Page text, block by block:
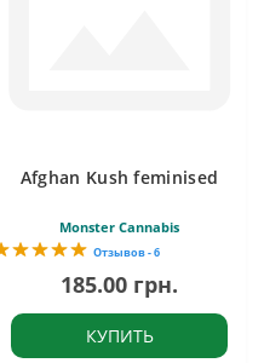
Afghan Kush feminised
Monster Cannabis
Отзывов - 6
185.00 грн.
КУПИТЬ